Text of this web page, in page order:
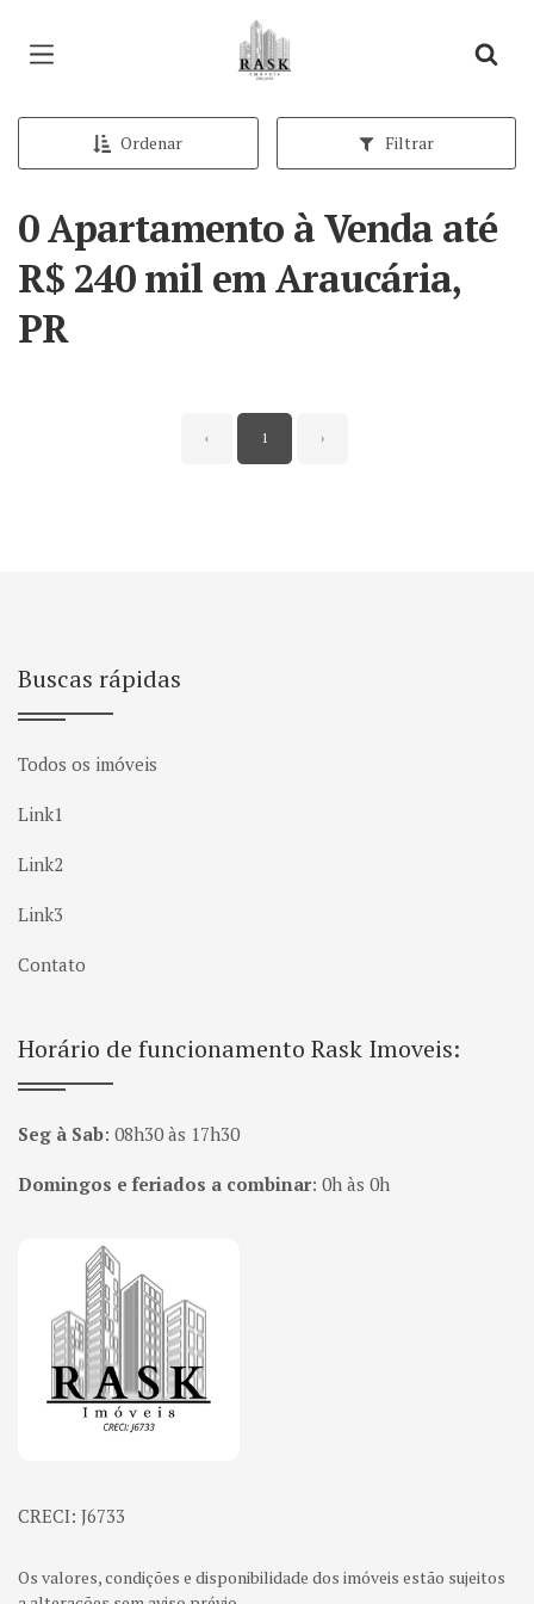
Página inicial
Ordenar Filtrar
0 Apartamento à Venda até
R$ 240 mil em Araucária,
PR
‹ 1 ›
Buscas rápidas
Todos os imóveis
Link1
Link2
Link3
Contato
Horário de funcionamento Rask Imoveis:
Seg à Sab: 08h30 às 17h30
Domingos e feriados a combinar: 0h às 0h
Página inicial
CRECI: J6733
Os valores, condições e disponibilidade dos imóveis estão sujeitos